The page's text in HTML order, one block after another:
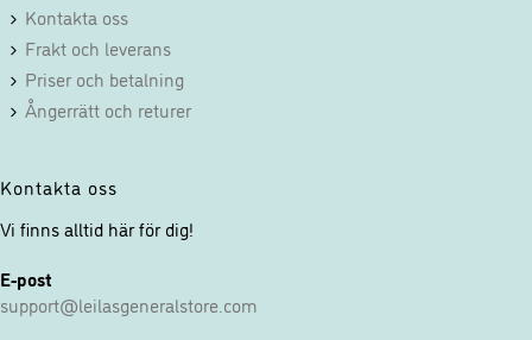
Kontakta oss
Frakt och leverans
Priser och betalning
Ångerrätt och returer
Kontakta oss
Vi finns alltid här för dig!
E-post
support@leilasgeneralstore.com
anpassat innehåll
och erbjudanden.